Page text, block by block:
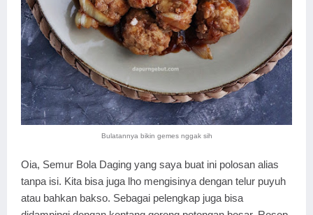
Bulatannya bikin gemes nggak sih
Oia, Semur Bola Daging yang saya buat ini polosan alias
tanpa isi. Kita bisa juga lho mengisinya dengan telur puyuh
atau bahkan bakso. Sebagai pelengkap juga bisa